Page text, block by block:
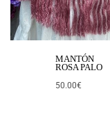
MANTÓN
ROSA PALO
50.00€